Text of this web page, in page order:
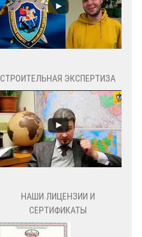
СТРОИТЕЛЬНАЯ ЭКСПЕРТИЗА
НАШИ ЛИЦЕНЗИИ И
СЕРТИФИКАТЫ